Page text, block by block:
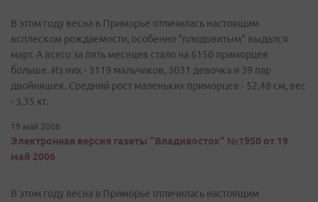
В этом году весна в Приморье отличилась настоящим
всплеском рождаемости, особенно "плодовитым" выдался
март. А всего за пять месяцев стало на 6150 приморцев
больше. Из них - 3119 мальчиков, 3031 девочка и 39 пар
двойняшек. Средний рост маленьких приморцев - 52,48 см, вес
- 3,35 кг.
19 май 2006
Электронная версия газеты "Владивосток" №1950 от 19
май 2006
В этом году весна в Приморье отличилась настоящим